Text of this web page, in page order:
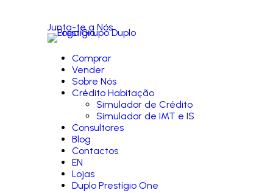
Junta-te a Nós
Comprar
Vender
Sobre Nós
Crédito Habitação
Simulador de Crédito
Simulador de IMT e IS
Consultores
Blog
Contactos
EN
Lojas
Duplo Prestígio One